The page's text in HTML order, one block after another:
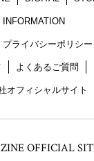
INFORMATION
プライバシーポリシー
よくあるご質問
オフィシャルサイト
OFFICIAL